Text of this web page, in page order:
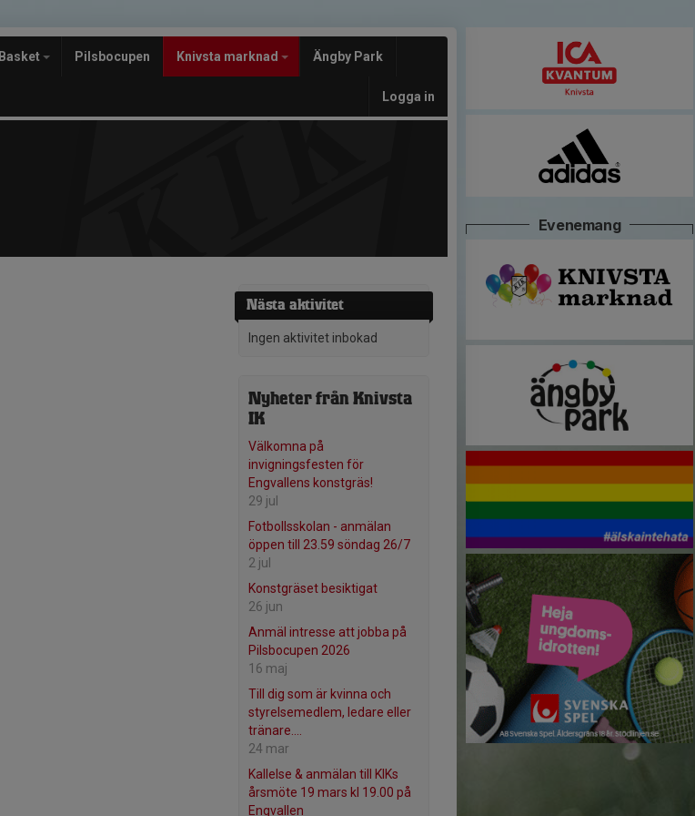
Basket Pilsbocupen Knivsta marknad Ängby Park
Logga in
Nästa aktivitet
Ingen aktivitet inbokad
Nyheter från Knivsta
IK
Välkomna på
invigningsfesten för
Engvallens konstgräs!
29 jul
Fotbollsskolan - anmälan
öppen till 23.59 söndag 26/7
2 jul
Konstgräset besiktigat
26 jun
Anmäl intresse att jobba på
Pilsbocupen 2026
16 maj
Till dig som är kvinna och
styrelsemedlem, ledare eller
tränare....
24 mar
Kallelse & anmälan till KIKs
årsmöte 19 mars kl 19.00 på
Engvallen
Evenemang